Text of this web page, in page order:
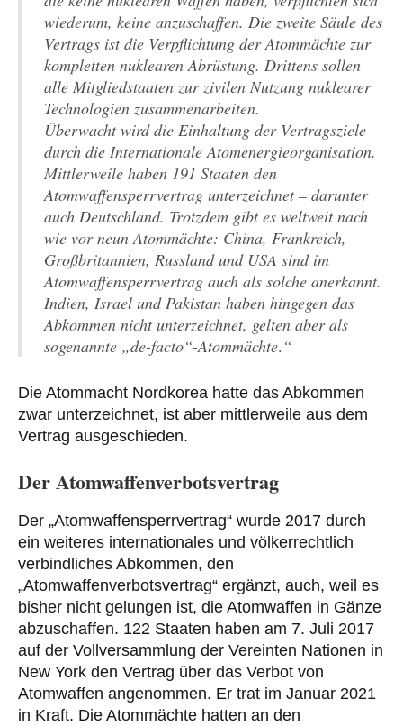
wiederum, keine anzuschaffen. Die zweite Säule des
Vertrags ist die Verpflichtung der Atommächte zur
kompletten nuklearen Abrüstung. Drittens sollen
alle Mitgliedstaaten zur zivilen Nutzung nuklearer
Technologien zusammenarbeiten.
Überwacht wird die Einhaltung der Vertragsziele
durch die Internationale Atomenergieorganisation.
Mittlerweile haben 191 Staaten den
Atomwaffensperrvertrag unterzeichnet – darunter
auch Deutschland. Trotzdem gibt es weltweit nach
wie vor neun Atommächte: China, Frankreich,
Großbritannien, Russland und USA sind im
Atomwaffensperrvertrag auch als solche anerkannt.
Indien, Israel und Pakistan haben hingegen das
Abkommen nicht unterzeichnet, gelten aber als
sogenannte „de-facto“-Atommächte. “
Die Atommacht Nordkorea hatte das Abkommen
zwar unterzeichnet, ist aber mittlerweile aus dem
Vertrag ausgeschieden.
Der Atomwaffenverbotsvertrag
Der „Atomwaffensperrvertrag“ wurde 2017 durch
ein weiteres internationales und völkerrechtlich
verbindliches Abkommen, den
„Atomwaffenverbotsvertrag“ ergänzt, auch, weil es
bisher nicht gelungen ist, die Atomwaffen in Gänze
abzuschaffen. 122 Staaten haben am 7. Juli 2017
auf der Vollversammlung der Vereinten Nationen in
New York den Vertrag über das Verbot von
Atomwaffen angenommen. Er trat im Januar 2021
in Kraft. Die Atommächte hatten an den